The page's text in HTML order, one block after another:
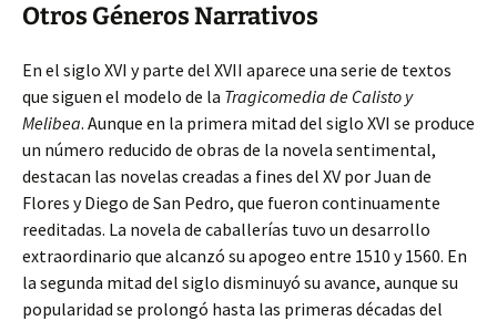
Otros Géneros Narrativos
En el siglo XVI y parte del XVII aparece una serie de textos
que siguen el modelo de la Tragicomedia de Calisto y
Melibea. Aunque en la primera mitad del siglo XVI se produce
un número reducido de obras de la novela sentimental,
destacan las novelas creadas a fines del XV por Juan de
Flores y Diego de San Pedro, que fueron continuamente
reeditadas. La novela de caballerías tuvo un desarrollo
extraordinario que alcanzó su apogeo entre 1510 y 1560. En
la segunda mitad del siglo disminuyó su avance, aunque su
popularidad se prolongó hasta las primeras décadas del